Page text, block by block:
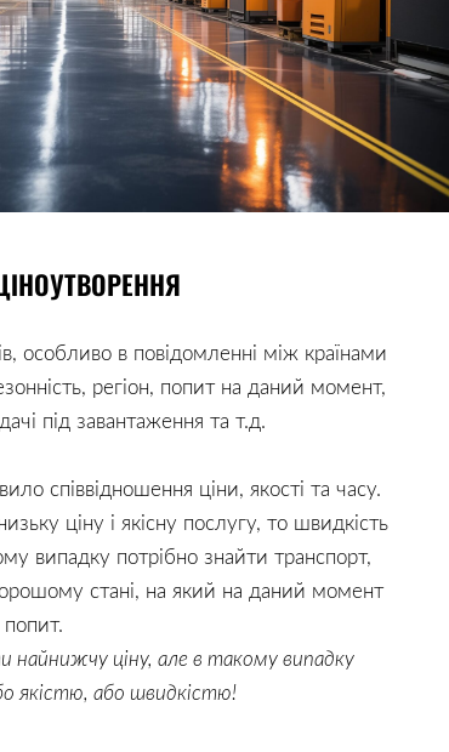
особливо в повідомленні між країнами
регіон, попит на даний момент,
під завантаження та т.д.
cпіввідношення ціни, якості та часу.
ціну і якісну послугу, то швидкість
випадку потрібно знайти транспорт,
стані, на який на даний момент
ціну, але в такому випадку
якістю, або швидкістю!